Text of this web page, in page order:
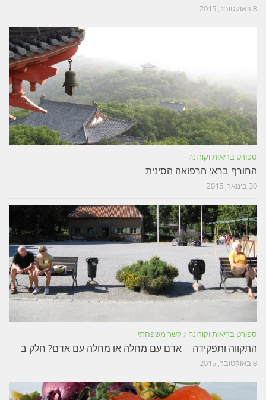
8 באוקטובר, 2015
ספורט בריאות וקורונה
החורף בראי הרפואה הסינית
30 בינואר, 2015
ספורט בריאות וקורונה / קשר משפחתי
התקווה ותפקידה – אדם עם מחלה או מחלה עם אדם? חלק ב
8 באוקטובר, 2015